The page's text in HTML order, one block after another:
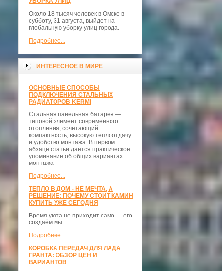
Около 18 тысяч человек в Омске в
субботу, 31 августа, выйдет на
глобальную уборку улиц города.
Подробнее...
ИНТЕРЕСНОЕ В МИРЕ
ОСНОВНЫЕ СПОСОБЫ
ПОДКЛЮЧЕНИЯ СТАЛЬНЫХ
РАДИАТОРОВ KERMI
Стальная панельная батарея —
типовой элемент современного
отопления, сочетающий
компактность, высокую теплоотдачу
и удобство монтажа. В первом
абзаце статьи даётся практическое
упоминание об общих вариантах
монтажа
Подробнее...
ТЕПЛО В ДОМ - НЕ МЕЧТА, А
РЕШЕНИЕ: ПОЧЕМУ СТОИТ КАМИН
КУПИТЬ УЖЕ СЕГОДНЯ
Время уюта не приходит само — его
создаём мы.
Подробнее...
КОРОБКА ПЕРЕДАЧ ДЛЯ ЛАДА
ГРАНТА: ОБЗОР ЦЕН И
ВАРИАНТОВ